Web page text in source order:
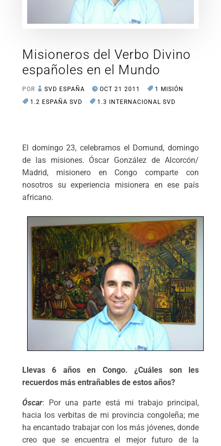
Misioneros del Verbo Divino
españoles en el Mundo
POR SVD ESPAÑA OCT 21 2011
1 MISIÓN
1.2 ESPAÑA SVD
1.3 INTERNACIONAL SVD
El domingo 23, celebramos el Domund, domingo
de las misiones. Óscar González de Alcorcón/
Madrid, misionero en Congo comparte con
nosotros su experiencia misionera en ese país
africano.
Llevas 6 años en Congo. ¿Cuáles son les
recuerdos más entrañables de estos años?
Óscar: Por una parte está mi trabajo principal,
hacia los verbitas de mi provincia congoleña; me
ha encantado trabajar con los más jóvenes, donde
creo que se encuentra el mejor futuro de la